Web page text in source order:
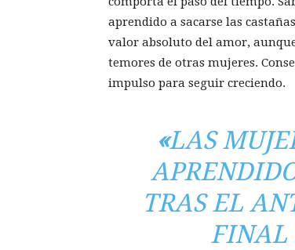
aprendido a sacarse las
valor absoluto del amor,
temores de otras mujeres.
impulso para seguir creciendo.
«LAS
TRAS EL
FINAL